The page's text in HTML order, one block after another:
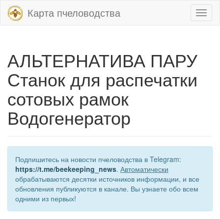
Карта пчеловодства
АЛЬТЕРНАТИВА ПАРУ
Станок для распечатки
сотовых рамок
Водогенератор
Подпишитесь на новости пчеловодства в Telegram:
https://t.me/beekeeping_news. Автоматически
обрабатываются десятки источников информации, и все
обновления публикуются в канале. Вы узнаете обо всем
одними из первых!